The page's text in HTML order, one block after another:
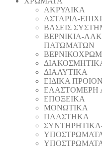
ΑΚΡΥΛΙΚΑ
ΑΣΤΑΡΙΑ-
ΒΑΣΕΙΣ
ΒΕΡΝΙΚΙΑ-
ΠΑΤΩΜΑΤΩΝ
ΔΙΑΛΥΤΙΚΑ
ΕΙΔΙΚΑ
ΕΛΑΣΤΟΜΕΡΗ
ΕΠΟΞΕΙΚΑ
ΜΟΝΩΤΙΚΑ
ΠΛΑΣΤΗΚΑ
ΥΠΟΣΤΡΩΜΑΤΑ